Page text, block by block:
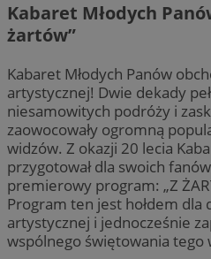
Kabaret Młodych
żartów”
Kabaret Młodych Panów
artystycznej! Dwie dekady
niesamowitych podróży i
zaowocowały ogromną
widzów. Z okazji 20 lecia
przygotował dla swoich
premierowy program: „Z
Program ten jest hołdem dla
artystycznej i jednocześnie
wspólnego świętowania tego